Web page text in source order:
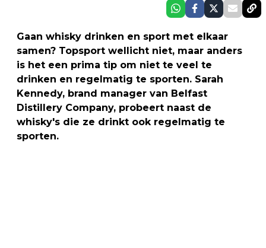
Gaan whisky drinken en sport met elkaar
samen? Topsport wellicht niet, maar anders
is het een prima tip om niet te veel te
drinken en regelmatig te sporten. Sarah
Kennedy, brand manager van Belfast
Distillery Company, probeert naast de
whisky's die ze drinkt ook regelmatig te
sporten.